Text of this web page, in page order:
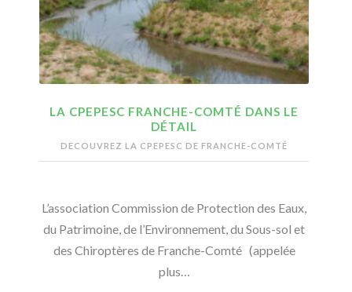
LA CPEPESC FRANCHE-COMTÉ DANS LE
DÉTAIL
DECOUVREZ LA CPEPESC DE FRANCHE-COMTÉ
L’association Commission de Protection des Eaux,
du Patrimoine, de l’Environnement, du Sous-sol et
des Chiroptères de Franche-Comté (appelée
plus…